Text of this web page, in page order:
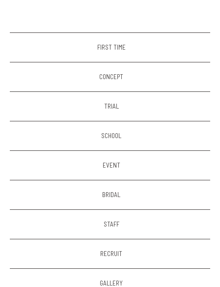
FIRST TIME
CONCEPT
TRIAL
SCHOOL
EVENT
BRIDAL
STAFF
RECRUIT
GALLERY